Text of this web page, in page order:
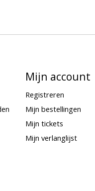
Mijn account
Registreren
Mijn bestellingen
Mijn tickets
Mijn verlanglijst